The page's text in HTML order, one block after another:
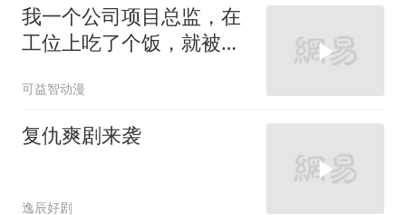
我一个公司项目总监，在
工位上吃了个饭，就被新
可益智动漫
复仇爽剧来袭
逸辰好剧